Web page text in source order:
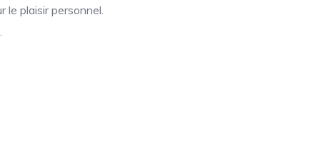
plaisir personnel.